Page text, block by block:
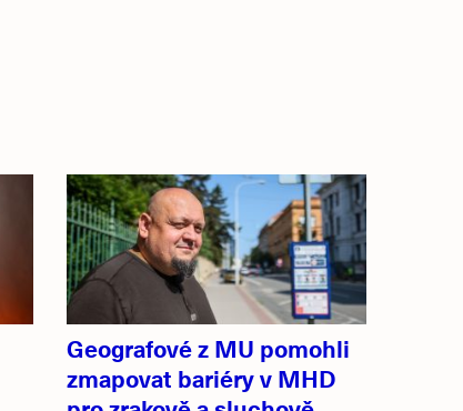
Geografové z MU pomohli
zmapovat bariéry v MHD